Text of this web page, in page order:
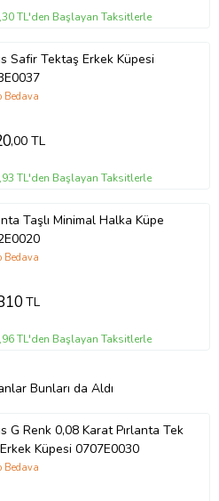
TL'den Başlayan Taksitlerle
Safir Tektaş Erkek Küpesi
Bedava
,00 TL
TL'den Başlayan Taksitlerle
Taşlı Minimal Halka Küpe
Bedava
TL
TL'den Başlayan Taksitlerle
Bunları da Aldı
G Renk 0,08 Karat Pırlanta Tek
Küpesi 0707E0030
Bedava